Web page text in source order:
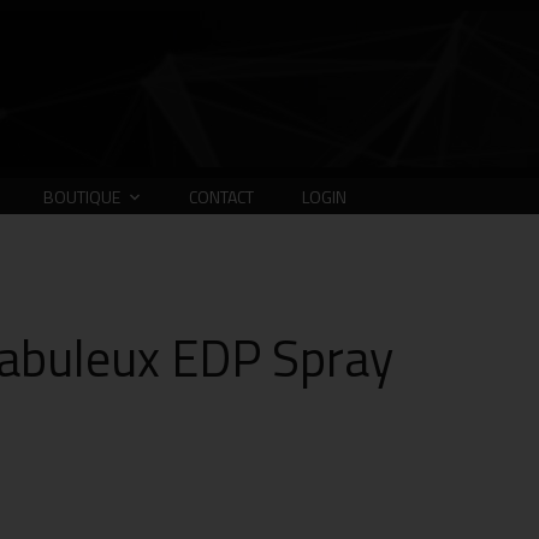
BOUTIQUE CONTACT LOGIN
EDP Spray